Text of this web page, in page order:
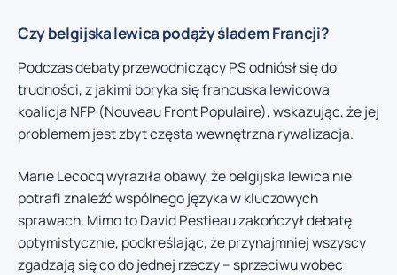
Czy belgijska lewica podąży śladem Francji?
Podczas debaty przewodniczący PS odniósł się do
trudności, z jakimi boryka się francuska lewicowa
koalicja NFP (Nouveau Front Populaire), wskazując, że jej
problemem jest zbyt częsta wewnętrzna rywalizacja.
Marie Lecocq wyraziła obawy, że belgijska lewica nie
potrafi znaleźć wspólnego języka w kluczowych
sprawach. Mimo to David Pestieau zakończył debatę
optymistycznie, podkreślając, że przynajmniej wszyscy
zgadzają się co do jednej rzeczy – sprzeciwu wobec